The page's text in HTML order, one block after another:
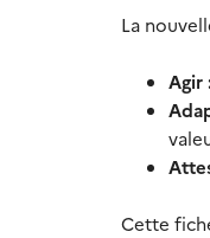
La
Agir
Cette